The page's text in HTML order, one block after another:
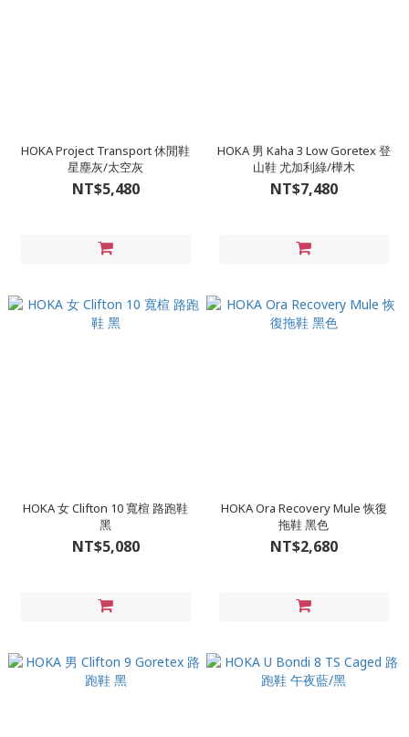
HOKA Project Transport 休閒鞋
星塵灰/太空灰
NT$5,480
HOKA 男 Kaha 3 Low Goretex 登
山鞋 尤加利綠/樺木
NT$7,480
HOKA 女 Clifton 10 寬楦 路跑鞋
黑
NT$5,080
HOKA Ora Recovery Mule 恢復
拖鞋 黑色
NT$2,680